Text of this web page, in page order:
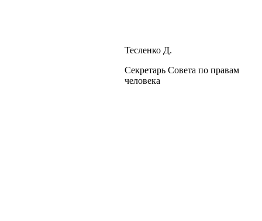
Тесленко Д.
Секретарь Совета по правам
человека